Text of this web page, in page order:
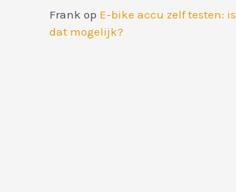
Frank op E-bike accu zelf testen: is
dat mogelijk?